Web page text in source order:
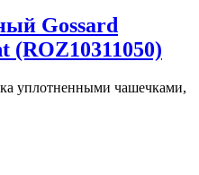
Gossard
(ROZ10311050)
уплотненными чашечками,